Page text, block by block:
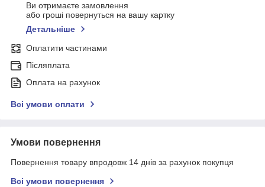
Ви отримаєте замовлення
або гроші повернуться на вашу картку
Детальніше
Оплатити частинами
Післяплата
Оплата на рахунок
Всі умови оплати
Умови повернення
Повернення товару впродовж 14 днів за рахунок покупця
Всі умови повернення